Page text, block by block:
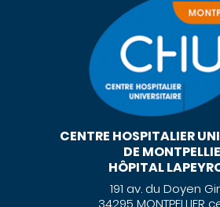
CENTRE HOSPITALIER
DE
HÔPITAL
191 av. du Doyen
34295 MONTPELLIER